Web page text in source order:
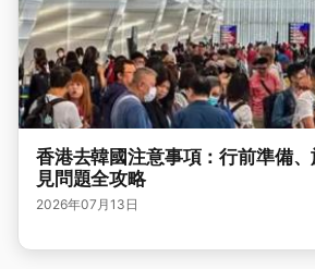
香港去韓國注意事項：行前準備
見問題全攻略
2026年07月13日